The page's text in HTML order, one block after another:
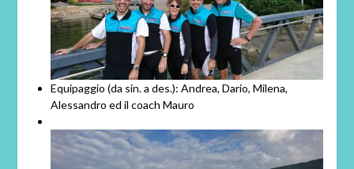
Equipaggio (da sin. a des.): Andrea, Dario, Milena,
Alessandro ed il coach Mauro